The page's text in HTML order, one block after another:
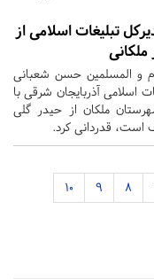
تبلیغات اسلامی از
ملکانی
و المسلمین حسن شعبانی
اسلامی آذربایجان شرقی با
ملکان از حیدر گلی
است، قدردانی کرد.
8
9
10